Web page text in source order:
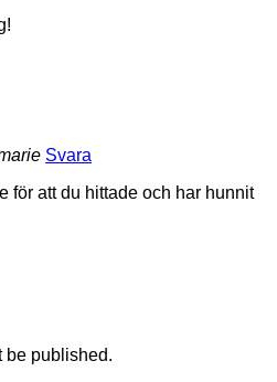
Svara
för att du hittade och har hunnit
be published.